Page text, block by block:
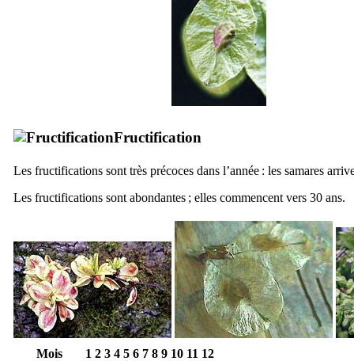
Fructification
Les fructifications sont très précoces dans l’année : les samares
Les fructifications sont abondantes ; elles commencent vers 30 ans.
Mois 1 2 3 4 5 6 7 8 9 10 11 12